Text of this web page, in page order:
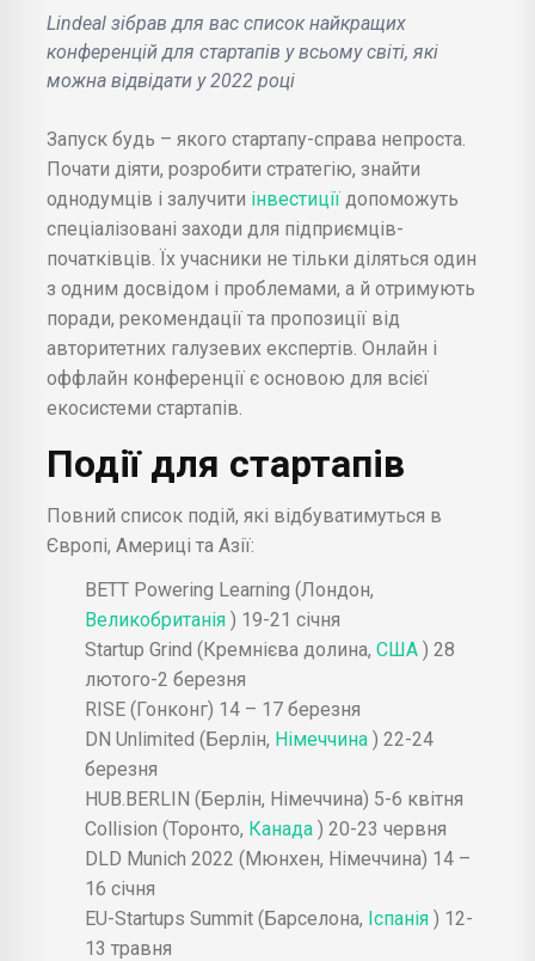
Lindeal зібрав для вас список найкращих
конференцій для стартапів у всьому світі, які
можна відвідати у 2022 році
Запуск будь – якого стартапу-справа непроста.
Почати діяти, розробити стратегію, знайти
однодумців і залучити інвестиції допоможуть
спеціалізовані заходи для підприємців-
початківців. Їх учасники не тільки діляться один
з одним досвідом і проблемами, а й отримують
поради, рекомендації та пропозиції від
авторитетних галузевих експертів. Онлайн і
оффлайн конференції є основою для всієї
екосистеми стартапів.
Події для стартапів
Повний список подій, які відбуватимуться в
Європі, Америці та Азії:
BETT Powering Learning (Лондон,
Великобританія ) 19-21 січня
Startup Grind (Кремнієва долина, США ) 28
лютого-2 березня
RISE (Гонконг) 14 – 17 березня
DN Unlimited (Берлін, Німеччина ) 22-24
березня
HUB.BERLIN (Берлін, Німеччина) 5-6 квітня
Collision (Торонто, Канада ) 20-23 червня
DLD Munich 2022 (Мюнхен, Німеччина) 14 –
16 січня
EU-Startups Summit (Барселона, Іспанія ) 12-
13 травня